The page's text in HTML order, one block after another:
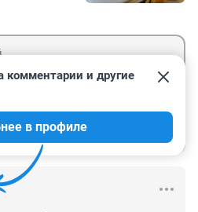
комментарии и другие
в профиле